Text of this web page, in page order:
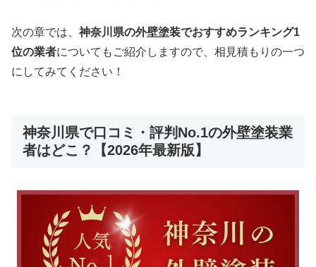
次の章では、 神奈川県の外壁塗装でおすすめランキング1
位の業者についてもご紹介しますので、相見積もりの一つ
にしてみてください！
神奈川県で口コミ・評判No.1の外壁塗装業
者はどこ？【2026年最新版】